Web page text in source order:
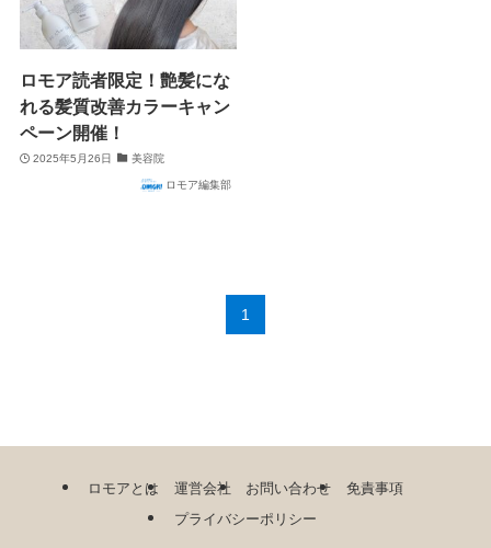
ロモア読者限定！艶髪にな
れる髪質改善カラーキャン
ペーン開催！
2025年5月26日 美容院
ロモア編集部
1
ロモアとは 運営会社 お問い合わせ
免責事項
プライバシーポリシー